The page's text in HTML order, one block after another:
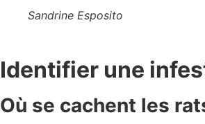
Sandrine Esposito
Identifier une
Où se cachent les